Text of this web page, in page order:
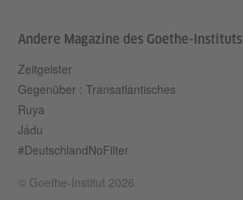
Andere Magazine des Goethe-Instituts
Zeitgeister
Gegenüber : Transatlantisches
Ruya
Jádu
#DeutschlandNoFilter
© Goethe-Institut 2026